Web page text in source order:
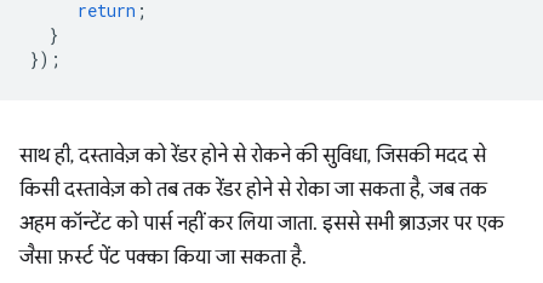
return ;
}
});
साथ ही, दस्तावेज़ को रेंडर होने से रोकने की सुविधा, जिसकी मदद से
किसी दस्तावेज़ को तब तक रेंडर होने से रोका जा सकता है, जब तक
अहम कॉन्टेंट को पार्स नहीं कर लिया जाता. इससे सभी ब्राउज़र पर एक
जैसा फ़र्स्ट पेंट पक्का किया जा सकता है.